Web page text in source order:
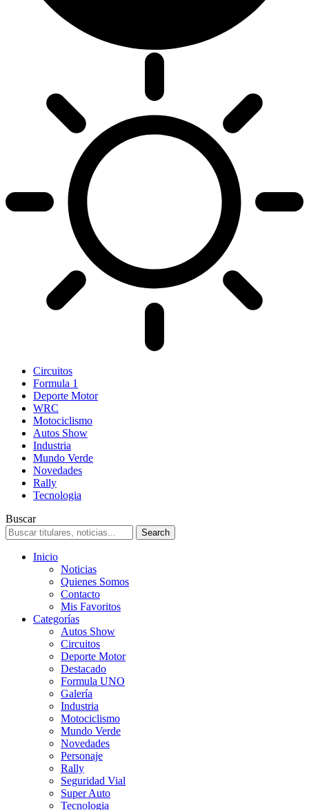
Circuitos
Formula 1
Deporte Motor
WRC
Motociclismo
Autos Show
Industria
Mundo Verde
Novedades
Rally
Tecnologia
Buscar
Inicio
Noticias
Quienes Somos
Contacto
Mis Favoritos
Categorías
Autos Show
Circuitos
Deporte Motor
Destacado
Formula UNO
Galería
Industria
Motociclismo
Mundo Verde
Novedades
Personaje
Rally
Seguridad Vial
Super Auto
Tecnologia